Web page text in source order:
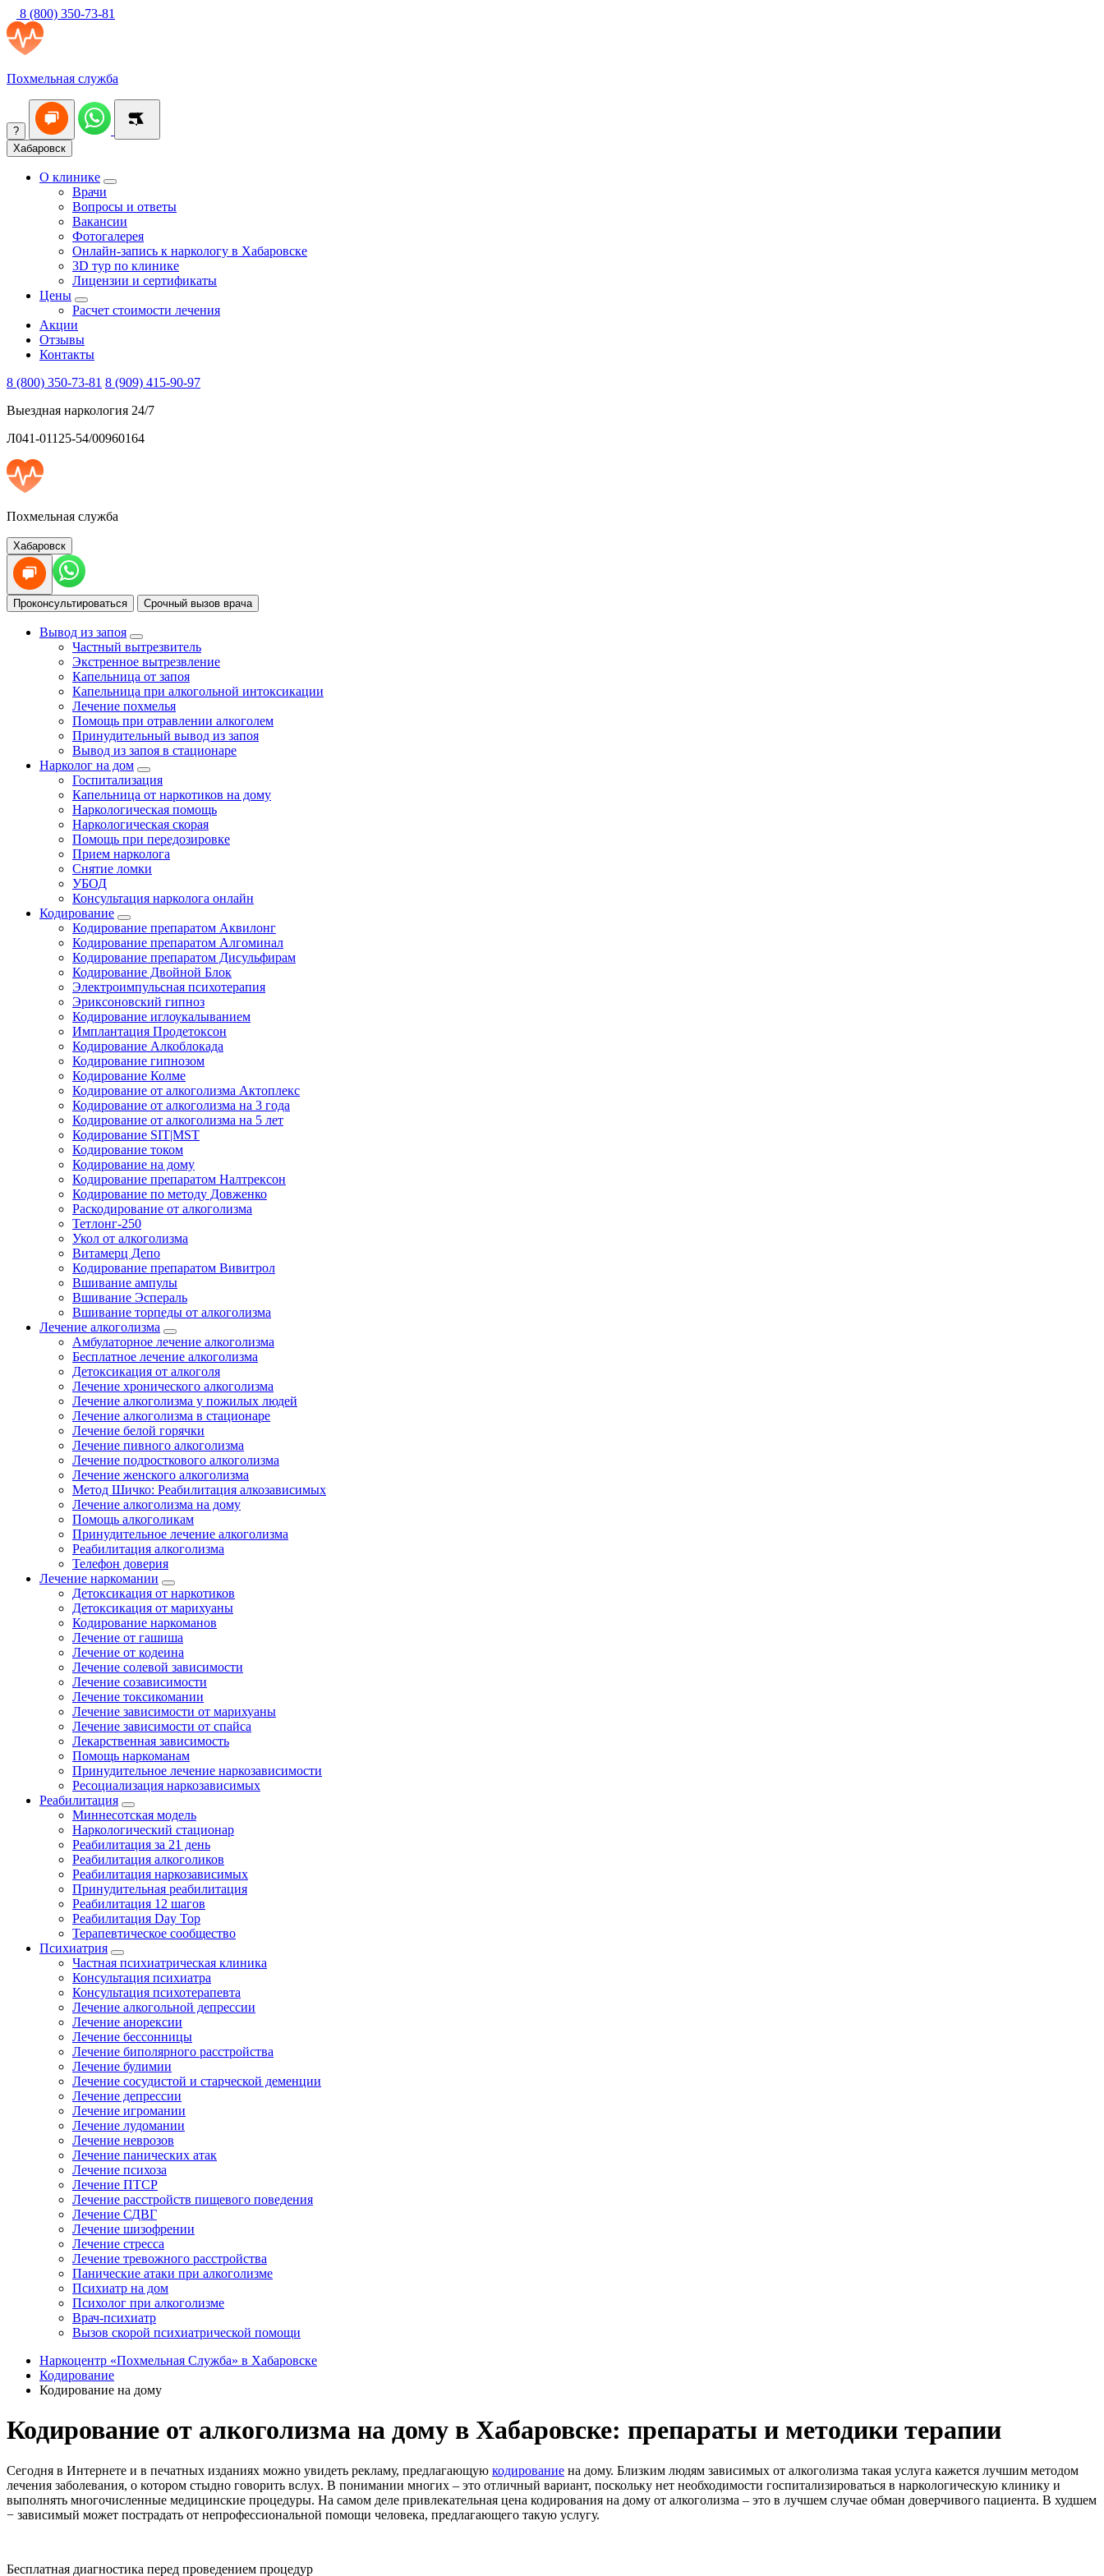
8 (800) 350-73-81
Похмельная служба
?
Хабаровск
О клинике
Врачи
Вопросы и ответы
Вакансии
Фотогалерея
Онлайн-запись к наркологу в Хабаровске
3D тур по клинике
Лицензии и сертификаты
Цены
Расчет стоимости лечения
Акции
Отзывы
Контакты
8 (800) 350-73-81 8 (909) 415-90-97
Выездная наркология 24/7
Л041-01125-54/00960164
Похмельная служба
Хабаровск
Проконсультироваться Срочный вызов врача
Вывод из запоя
Частный вытрезвитель
Экстренное вытрезвление
Капельница от запоя
Капельница при алкогольной интоксикации
Лечение похмелья
Помощь при отравлении алкоголем
Принудительный вывод из запоя
Вывод из запоя в стационаре
Нарколог на дом
Госпитализация
Капельница от наркотиков на дому
Наркологическая помощь
Наркологическая скорая
Помощь при передозировке
Прием нарколога
Снятие ломки
УБОД
Консультация нарколога онлайн
Кодирование
Кодирование препаратом Аквилонг
Кодирование препаратом Алгоминал
Кодирование препаратом Дисульфирам
Кодирование Двойной Блок
Электроимпульсная психотерапия
Эриксоновский гипноз
Кодирование иглоукалыванием
Имплантация Продетоксон
Кодирование Алкоблокада
Кодирование гипнозом
Кодирование Колме
Кодирование от алкоголизма Актоплекс
Кодирование от алкоголизма на 3 года
Кодирование от алкоголизма на 5 лет
Кодирование SIT|MST
Кодирование током
Кодирование на дому
Кодирование препаратом Налтрексон
Кодирование по методу Довженко
Раскодирование от алкоголизма
Тетлонг-250
Укол от алкоголизма
Витамерц Депо
Кодирование препаратом Вивитрол
Вшивание ампулы
Вшивание Эспераль
Вшивание торпеды от алкоголизма
Лечение алкоголизма
Амбулаторное лечение алкоголизма
Бесплатное лечение алкоголизма
Детоксикация от алкоголя
Лечение хронического алкоголизма
Лечение алкоголизма у пожилых людей
Лечение алкоголизма в стационаре
Лечение белой горячки
Лечение пивного алкоголизма
Лечение подросткового алкоголизма
Лечение женского алкоголизма
Метод Шичко: Реабилитация алкозависимых
Лечение алкоголизма на дому
Помощь алкоголикам
Принудительное лечение алкоголизма
Реабилитация алкоголизма
Телефон доверия
Лечение наркомании
Детоксикация от наркотиков
Детоксикация от марихуаны
Кодирование наркоманов
Лечение от гашиша
Лечение от кодеина
Лечение солевой зависимости
Лечение созависимости
Лечение токсикомании
Лечение зависимости от марихуаны
Лечение зависимости от спайса
Лекарственная зависимость
Помощь наркоманам
Принудительное лечение наркозависимости
Ресоциализация наркозависимых
Реабилитация
Миннесотская модель
Наркологический стационар
Реабилитация за 21 день
Реабилитация алкоголиков
Реабилитация наркозависимых
Принудительная реабилитация
Реабилитация 12 шагов
Реабилитация Day Top
Терапевтическое сообщество
Психиатрия
Частная психиатрическая клиника
Консультация психиатра
Консультация психотерапевта
Лечение алкогольной депрессии
Лечение анорексии
Лечение бессонницы
Лечение биполярного расстройства
Лечение булимии
Лечение сосудистой и старческой деменции
Лечение депрессии
Лечение игромании
Лечение лудомании
Лечение неврозов
Лечение панических атак
Лечение психоза
Лечение ПТСР
Лечение расстройств пищевого поведения
Лечение СДВГ
Лечение шизофрении
Лечение стресса
Лечение тревожного расстройства
Панические атаки при алкоголизме
Психиатр на дом
Психолог при алкоголизме
Врач-психиатр
Вызов скорой психиатрической помощи
Наркоцентр «Похмельная Служба» в Хабаровске
Кодирование
Кодирование на дому
Кодирование от алкоголизма на дому в Хабаровске: препараты и методики терапии
Сегодня в Интернете и в печатных изданиях можно увидеть рекламу, предлагающую кодирование на дому. Близким людям зависимых от алкоголизма такая услуга кажется лучшим методом
лечения заболевания, о котором стыдно говорить вслух. В понимании многих – это отличный вариант, поскольку нет необходимости госпитализироваться в наркологическую клинику и
выполнять многочисленные медицинские процедуры. На самом деле привлекательная цена кодирования на дому от алкоголизма – это в лучшем случае обман доверчивого пациента. В худшем
− зависимый может пострадать от непрофессиональной помощи человека, предлагающего такую услугу.
Бесплатная диагностика перед проведением процедур